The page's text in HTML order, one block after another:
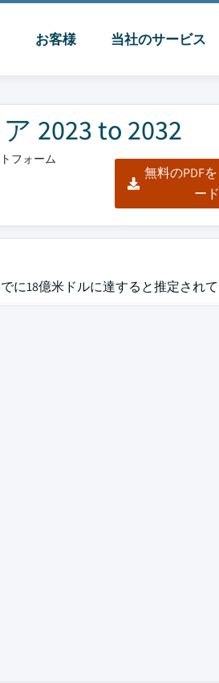
お客様 当社のサービス
2023 to 2032
フォーム
無料のPDF
ード
に18億米ドルに達すると推定されて